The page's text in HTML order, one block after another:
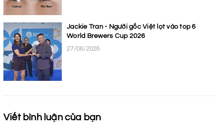
Jackie Tran - Người gốc Việt lọt vào top 6
World Brewers Cup 2026
27/06/2026
Viết bình luận của bạn